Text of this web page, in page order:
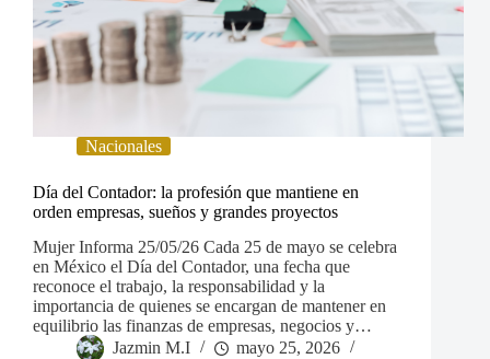
Nacionales
Día del Contador: la profesión que mantiene en
orden empresas, sueños y grandes proyectos
Mujer Informa 25/05/26 Cada 25 de mayo se celebra
en México el Día del Contador, una fecha que
reconoce el trabajo, la responsabilidad y la
importancia de quienes se encargan de mantener en
equilibrio las finanzas de empresas, negocios y…
Jazmin M.I
mayo 25, 2026